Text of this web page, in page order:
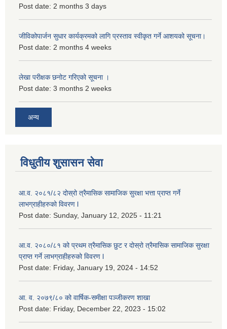
Post date: 2 months 3 days
जीविकोपार्जन सुधार कार्यक्रमको लागि प्रस्ताव स्वीकृत गर्ने आशयको सूचना।
Post date: 2 months 4 weeks
लेखा परीक्षक छनोट गरिएको सूचना ।
Post date: 3 months 2 weeks
अन्य
विधुतीय शुसासन सेवा
आ.व. २०८१/८२ दोस्रो त्रैमासिक सामाजिक सुरक्षा भत्ता प्राप्त गर्ने
लाभग्राहीहरुको विवरण l
Post date: Sunday, January 12, 2025 - 11:21
आ.व. २०८०/८१ को प्रथम त्रैमासिक छुट र दोस्रो त्रैमासिक सामाजिक सुरक्षा
प्राप्त गर्ने लाभग्राहीहरुको विवरण l
Post date: Friday, January 19, 2024 - 14:52
आ. व. २०७९/८० को वार्षिक-समीक्षा पञ्जीकरण शाखा
Post date: Friday, December 22, 2023 - 15:02